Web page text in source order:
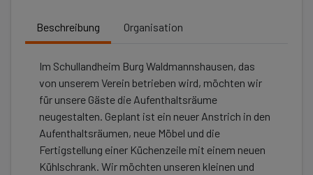
Beschreibung Organisation
Im Schullandheim Burg Waldmannshausen, das
von unserem Verein betrieben wird, möchten wir
für unsere Gäste die Aufenthaltsräume
neugestalten. Geplant ist ein neuer Anstrich in den
Aufenthaltsräumen, neue Möbel und die
Fertigstellung einer Küchenzeile mit einem neuen
Kühlschrank. Wir möchten unseren kleinen und